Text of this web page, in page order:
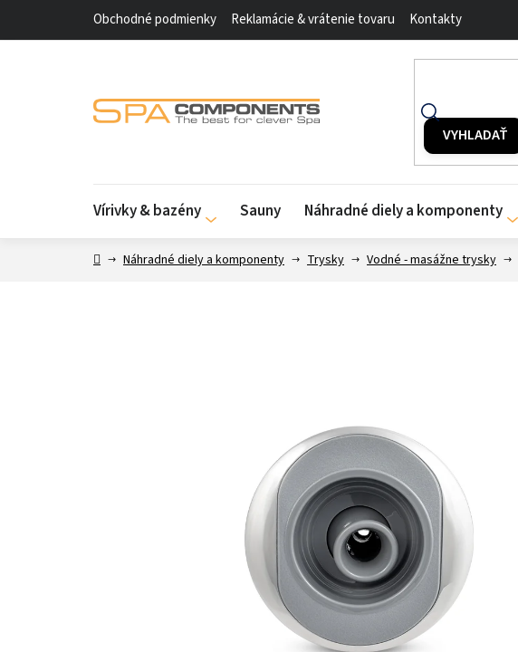
Obchodné podmienky Reklamácie & vrátenie tovaru Kontakty
Vírivky & bazény Sauny Náhradné diely a komponenty
DomovNáhradné diely a komponenty Trysky Vodné - masážne trysky